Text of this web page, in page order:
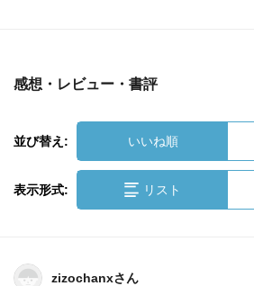
感想・レビュー・書評
並び替え: いいね順
表示形式: リスト
zizochanxさん